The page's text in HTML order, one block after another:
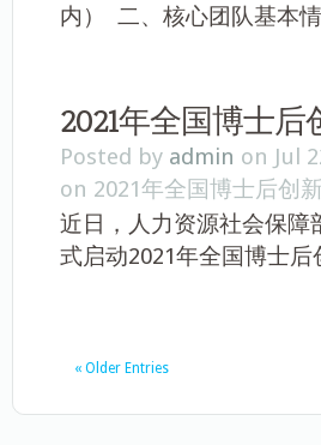
内） 二、核心团队基本
2021年全国博士
Posted by admin on Jul
on 2021年全国博士后创
近日，人力资源社会保障
式启动2021年全国博士后
« Older Entries